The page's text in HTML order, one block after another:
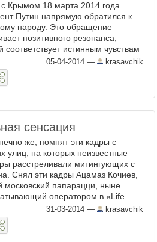
с Крымом 18 марта 2014 года
Путин напрямую обратился к
народу. Это обращение
позитивного резонанса,
соответствует истинным чувствам
выраженных в недавних опросах
мнения. ...
05-04-2014 — krasavchik
сенсация
же, помнят эти кадры с
улиц, на которых неизвестные
расстреливали митингующих с
Снял эти кадры Ацамаз Кочиев,
московский папарацци, ныне
оператором в «Life
Кочиев – родом из Южной Осетии.
провел ...
31-03-2014 — krasavchik